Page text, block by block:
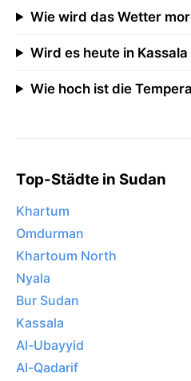
Wie wird das Wetter
Wird es heute in
Wie hoch ist die
Top-Städte in Sudan
Khartum
Omdurman
Khartoum North
Nyala
Bur Sudan
Kassala
Al-Ubayyid
Al-Qadarif